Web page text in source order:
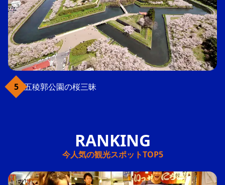
五稜郭公園の桜三昧
今人気の観光スポットTOP5